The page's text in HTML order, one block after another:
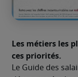
Les métiers les
ces priorités.
Le Guide des